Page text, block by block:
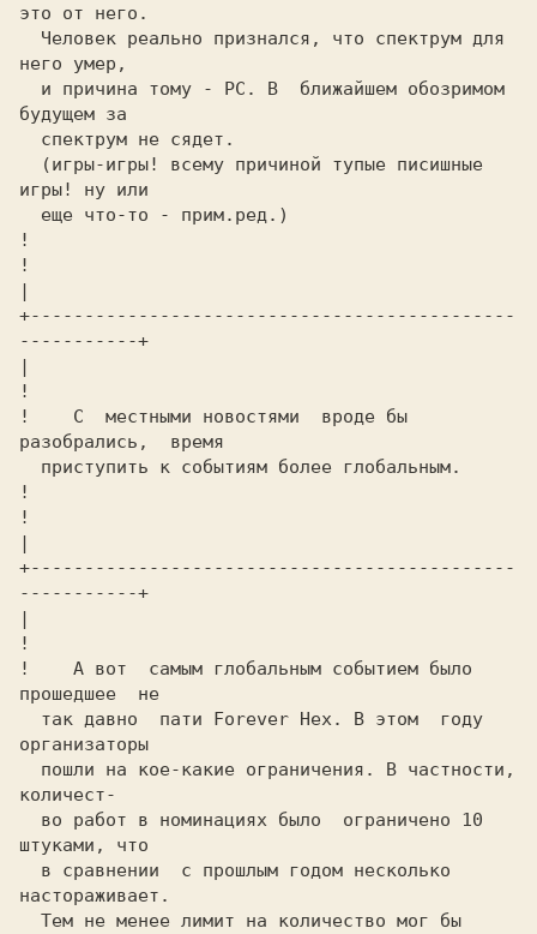
это от него.
него умер,
  и причина тому -
РС.
В  ближайшем обозримом
будущем за
  спектрум не сядет.
игры! ну или
  еще что-то -
!
!
|
+---------------------------------------------
!
!
   C  местными новостями  вроде бы
разобрались,  время
!
!
|
+---------------------------------------------
-----------+
!
!
   А вот  самым глобальным событием было
так давно  пати Forever Hex.
В этом  году
организаторы
пошли на кое-какие ограничения. В частности,
количест-
во работ в номинациях было  ограничено 10
штуками, что
в сравнении  c прошлым годом несколько
настораживает.
Тем не менее лимит на количество мог бы